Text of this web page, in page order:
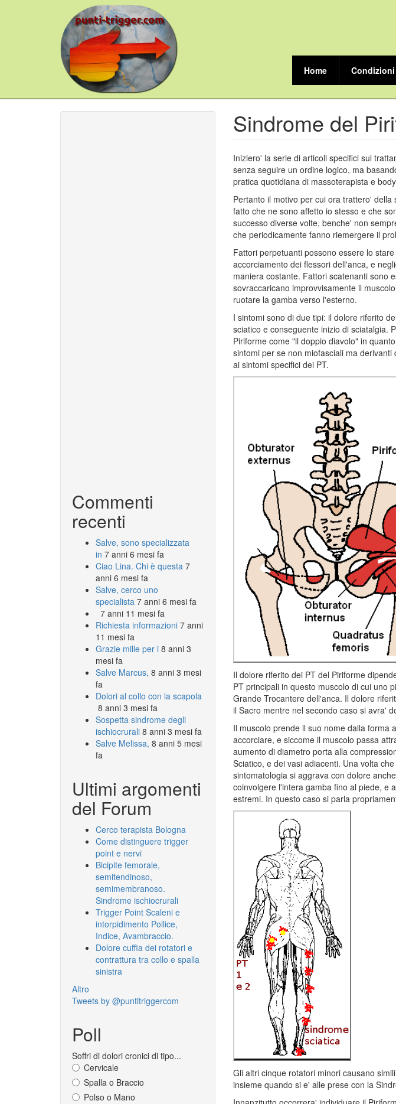
Home
Commenti
recenti
Salve, sono specializzata
in 7 anni 6 mesi fa
Ciao Lina. Chi è questa 7
anni 6 mesi fa
Salve, cerco uno
specialista 7 anni 6 mesi fa
7 anni 11 mesi fa
Richiesta informazioni 7 anni
11 mesi fa
Grazie mille per i 8 anni 3
mesi fa
Salve Marcus, 8 anni 3 mesi
fa
Dolori al collo con la scapola
8 anni 3 mesi fa
Sospetta sindrome degli
ischiocrurali 8 anni 3 mesi fa
Salve Melissa, 8 anni 5 mesi
fa
Ultimi argomenti
del Forum
Cerco terapista Bologna
Come distinguere trigger
point e nervi
Bicipite femorale,
semitendinoso,
semimembranoso.
Sindrome ischiocrurali
Trigger Point Scaleni e
intorpidimento Pollice,
Indice, Avambraccio.
Dolore cuffia dei rotatori e
contrattura tra collo e spalla
sinistra
Altro
Tweets by @puntitriggercom
Poll
Soffri di dolori cronici di tipo...
Cervicale
Spalla o Braccio
Polso o Mano
Sindrome del
Iniziero' la serie di articoli specifici sul
senza seguire un ordine logico, ma
pratica quotidiana di massoterapista e
Pertanto il motivo per cui ora trattero'
fatto che ne sono affetto io stesso e che
successo diverse volte, benche' non
che periodicamente fanno riemergere il
Fattori perpetuanti possono essere lo
accorciamento dei flessori dell'anca, e
maniera costante. Fattori scatenanti sono
sovraccaricano improvvisamente il
ruotare la gamba verso l'esterno.
I sintomi sono di due tipi: il dolore riferito
sciatico e conseguente inizio di sciatalgia.
Piriforme come "il doppio diavolo" in
sintomi per se non miofasciali ma
ai sintomi specifici dei PT.
Il dolore riferito dei PT del Piriforme
PT principali in questo muscolo di cui uno
Grande Trocantere dell'anca. Il dolore
il Sacro mentre nel secondo caso si avra'
Il muscolo prende il suo nome dalla forma
accorciare, e siccome il muscolo passa
aumento di diametro porta alla
Sciatico, e dei vasi adiacenti. Una volta
sintomatologia si aggrava con dolore
coinvolgere l'intera gamba fino al piede, e
estremi. In questo caso si parla
Gli altri cinque rotatori minori causano
insieme quando si e' alle prese con la